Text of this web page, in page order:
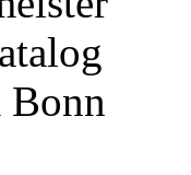
Bonn